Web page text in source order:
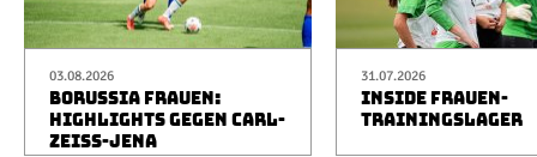
03.08.2026
BORUSSIA FRAUEN:
HIGHLIGHTS GEGEN CARL-
ZEISS-JENA
31.07.2026
INSIDE FRAUEN-
TRAININGSLAGER